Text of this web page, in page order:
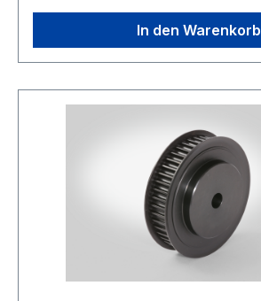
ConCar Teilung mm: 8 mmmm
In den Warenkorb